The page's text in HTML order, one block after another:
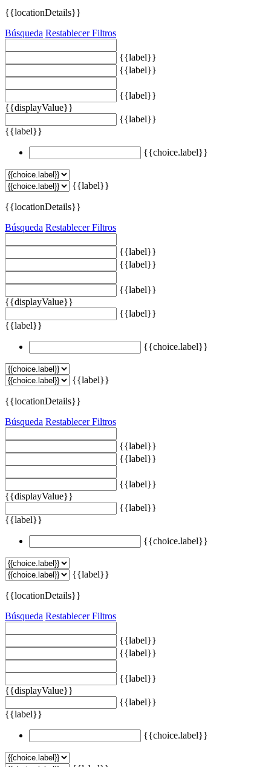
{{locationDetails}}
Búsqueda Restablecer Filtros
{{label}}
{{label}}
{{label}}
{{displayValue}}
{{label}}
{{label}}
{{choice.label}}
{{label}}
{{locationDetails}}
Búsqueda Restablecer Filtros
{{label}}
{{label}}
{{label}}
{{displayValue}}
{{label}}
{{label}}
{{choice.label}}
{{label}}
{{locationDetails}}
Búsqueda Restablecer Filtros
{{label}}
{{label}}
{{label}}
{{displayValue}}
{{label}}
{{label}}
{{choice.label}}
{{label}}
{{locationDetails}}
Búsqueda Restablecer Filtros
{{label}}
{{label}}
{{label}}
{{displayValue}}
{{label}}
{{label}}
{{choice.label}}